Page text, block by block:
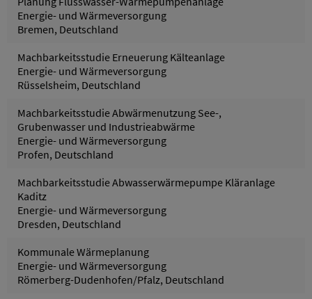
Energie- und Wärmeversorgung
Bremen, Deutschland
Machbarkeitsstudie Erneuerung Kälteanlage
Energie- und Wärmeversorgung
Rüsselsheim, Deutschland
Machbarkeitsstudie Abwärmenutzung See-,
Grubenwasser und Industrieabwärme
Energie- und Wärmeversorgung
Profen, Deutschland
Machbarkeitsstudie Abwasserwärmepumpe Kläranlage
Kaditz
Energie- und Wärmeversorgung
Dresden, Deutschland
Kommunale Wärmeplanung
Energie- und Wärmeversorgung
Römerberg-Dudenhofen/Pfalz, Deutschland